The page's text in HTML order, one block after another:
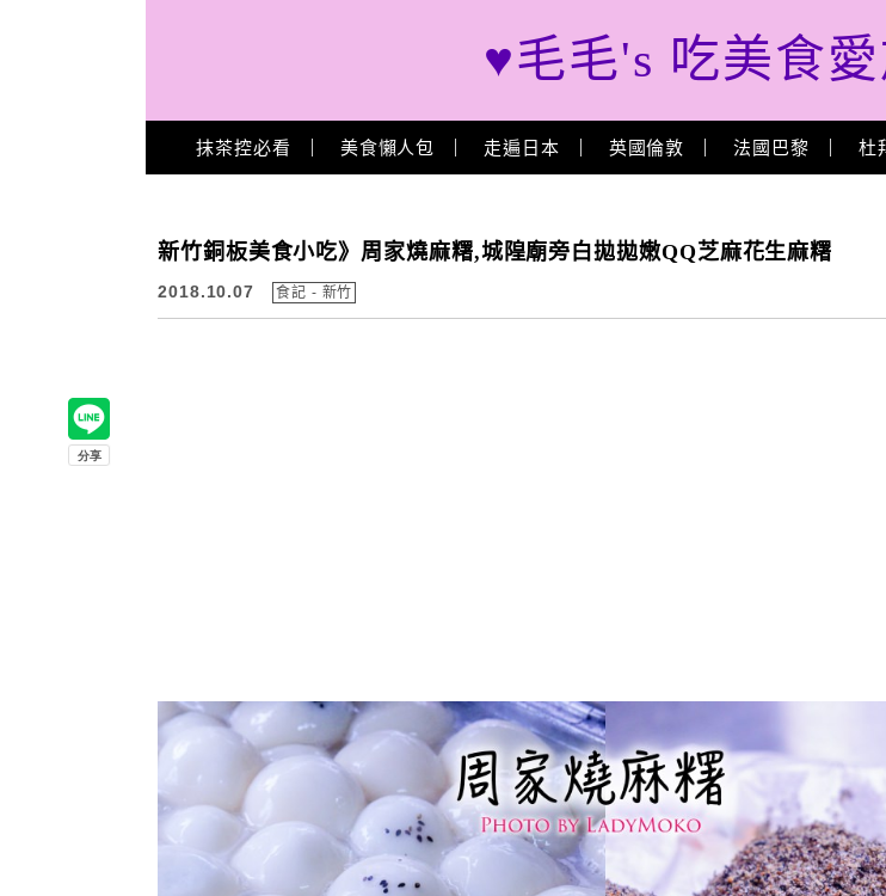
♥毛毛's 吃美食
Main Menu
抹茶控必看 美食懶人包 走遍日本 英國倫敦 法國巴黎 杜
新竹銅板美食小吃》周家燒麻糬,城隍廟旁白拋拋嫩QQ芝麻花生麻糬
2018.10.07 食記 - 新竹